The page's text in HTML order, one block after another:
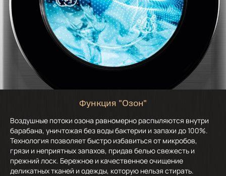
Функция "Озон"
Воздушные потоки озона равномерно распыляются внутри
барабана, уничтожая без воды бактерии и запахи до 100%.
Технология позволяет быстро избавиться от микробов,
грязи и неприятных запахов, придав белью свежесть и
прежний лоск. Бережное и качественное очищение
деликатных тканей и одежды, которую нельзя стирать.